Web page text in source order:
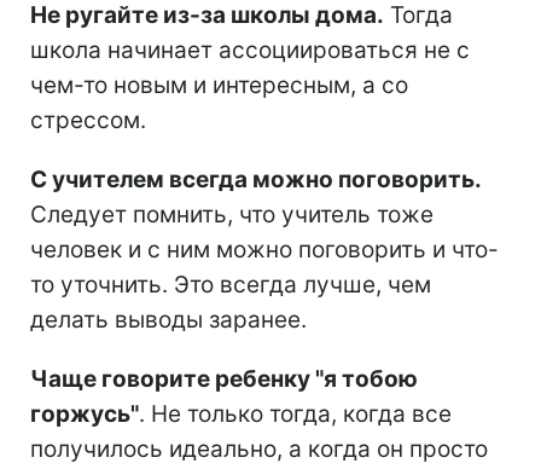
Не ругайте из-за школы дома. Тогда
школа начинает ассоциироваться не с
чем-то новым и интересным, а со
стрессом.
С учителем всегда можно поговорить.
Следует помнить, что учитель тоже
человек и с ним можно поговорить и что-
то уточнить. Это всегда лучше, чем
делать выводы заранее.
Чаще говорите ребенку "я тобою
горжусь". Не только тогда, когда все
получилось идеально, а когда он просто